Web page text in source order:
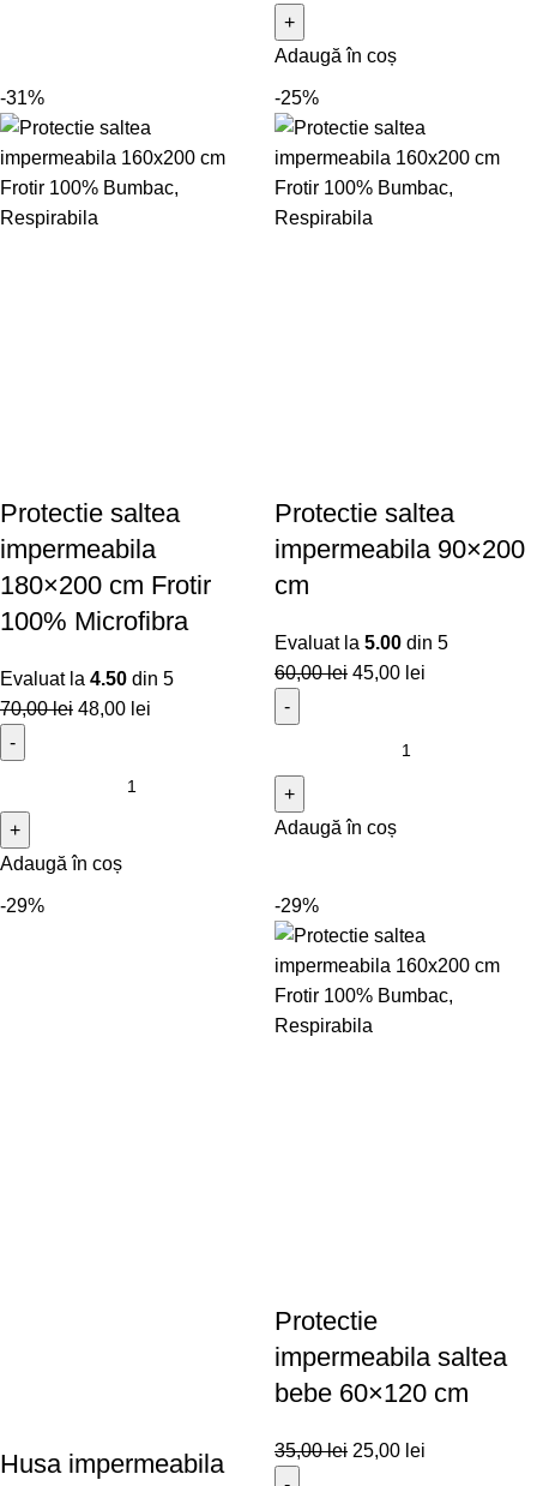
Adaugă în coș
-31%
Protectie saltea
impermeabila
180×200 cm Frotir
100% Microfibra
Evaluat la 4.50 din 5
70,00lei 48,00 lei
Adaugă în coș
-25%
Protectie saltea
impermeabila 90×200
cm
Evaluat la 5.00 din 5
60,00lei 45,00 lei
Adaugă în coș
-29%
Husa impermeabila
-29%
Protectie
impermeabila saltea
bebe 60×120 cm
35,00lei 25,00 lei